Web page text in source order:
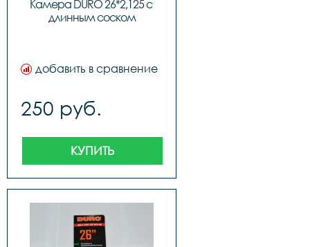
Камера DURO 26*2,125 с
длинным соском
добавить в сравнение
250 руб.
КУПИТЬ